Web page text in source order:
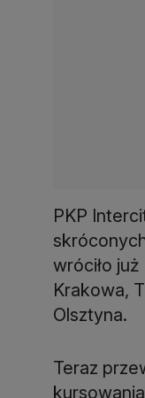
PKP
wróciło
Krakowa,
Olsztyna.
Teraz